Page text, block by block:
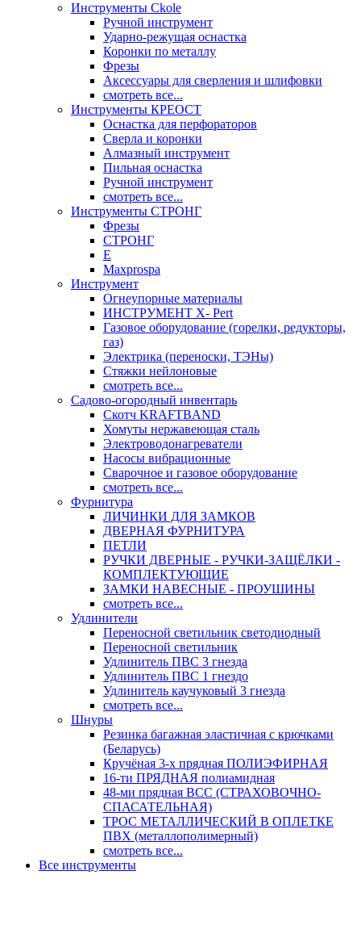
Инструменты Ckole
Ручной инструмент
Ударно‑режущая оснастка
Коронки по металлу
Фрезы
Аксессуары для сверления и шлифовки
смотреть все...
Инструменты КРЕОСТ
Оснастка для перфораторов
Сверла и коронки
Алмазный инструмент
Пильная оснастка
Ручной инструмент
смотреть все...
Инструменты СТРОНГ
Фрезы
СТРОНГ
Е
Maxprospa
Инструмент
Огнеупорные материалы
ИНСТРУМЕНТ X- Pert
Газовое оборудование (горелки, редукторы,
газ)
Электрика (переноски, ТЭНы)
Стяжки нейлоновые
смотреть все...
Садово-огородный инвентарь
Скотч KRAFTBAND
Хомуты нержавеющая сталь
Электроводонагреватели
Насосы вибрационные
Сварочное и газовое оборудование
смотреть все...
Фурнитура
ЛИЧИНКИ ДЛЯ ЗАМКОВ
ДВЕРНАЯ ФУРНИТУРА
ПЕТЛИ
РУЧКИ ДВЕРНЫЕ - РУЧКИ-ЗАЩЁЛКИ -
КОМПЛЕКТУЮЩИЕ
ЗАМКИ НАВЕСНЫЕ - ПРОУШИНЫ
смотреть все...
Удлинители
Переносной светильник светодиодный
Переносной светильник
Удлинитель ПВС 3 гнезда
Удлинитель ПВС 1 гнездо
Удлинитель каучуковый 3 гнезда
смотреть все...
Шнуры
Резинка багажная эластичная с крючками
(Беларусь)
Кручёная 3-х прядная ПОЛИЭФИРНАЯ
16-ти ПРЯДНАЯ полиамидная
48-ми прядная ВСС (СТРАХОВОЧНО-
СПАСАТЕЛЬНАЯ)
ТРОС МЕТАЛЛИЧЕСКИЙ В ОПЛЕТКЕ
ПВХ (металлополимерный)
смотреть все...
Все инструменты